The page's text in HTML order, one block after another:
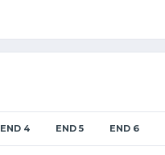
END 4 END 5 END 6